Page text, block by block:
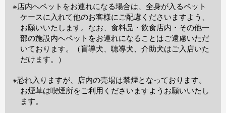
※店内へペットをお連れになる場合は、全身が入るペット
ケースに入れて他のお客様にご配慮くださいますよう、
お願いいたします。なお、食料品・飲食店内・その他一
部の施設内へペットをお連れになることはご遠慮いただ
いております。（盲導犬、聴導犬、介助犬はご入店いた
だけます。）
※恐れ入りますが、店内の売場は禁煙となっております。
お煙草は喫煙所をご利用くださいますようお願いいたし
ます。